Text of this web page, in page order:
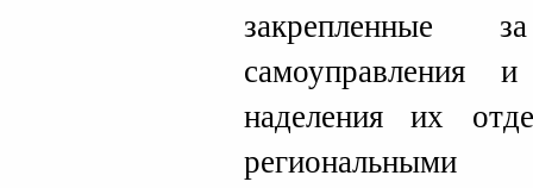
закрепленные
самоуправления
наделения их